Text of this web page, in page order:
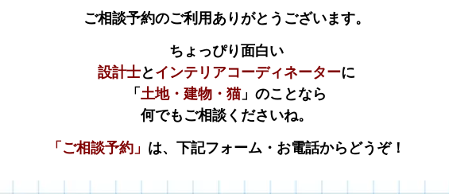
ご相談予約のご利用ありがとうございます。
ちょっぴり面白い
設計士と インテリアコーディネーターに
「 土地・建物・猫」のことなら
何でもご相談くださいね。
「ご相談予約」 は、下記フォーム・お電話からどうぞ！